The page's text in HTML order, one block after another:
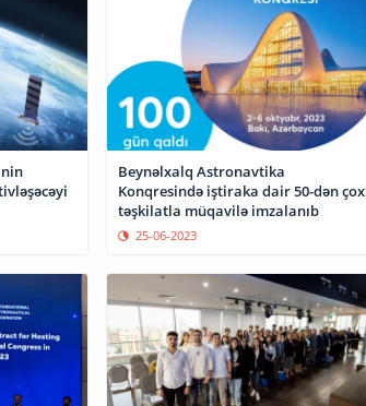
Beynəlxalq Astronavtika
Konqresində iştiraka dair 50-dən çox
təşkilatla müqavilə imzalanıb
25-06-2023